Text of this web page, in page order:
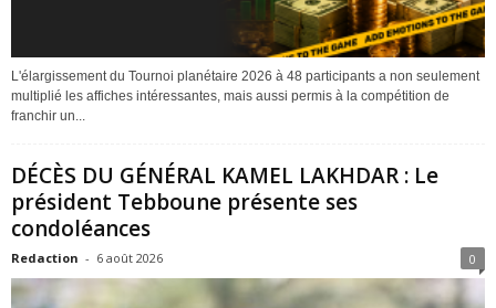
L'élargissement du Tournoi planétaire 2026 à 48 participants a non seulement
multiplié les affiches intéressantes, mais aussi permis à la compétition de
franchir un...
DÉCÈS DU GÉNÉRAL KAMEL LAKHDAR : Le
président Tebboune présente ses
condoléances
Redaction - 6 août 2026 0